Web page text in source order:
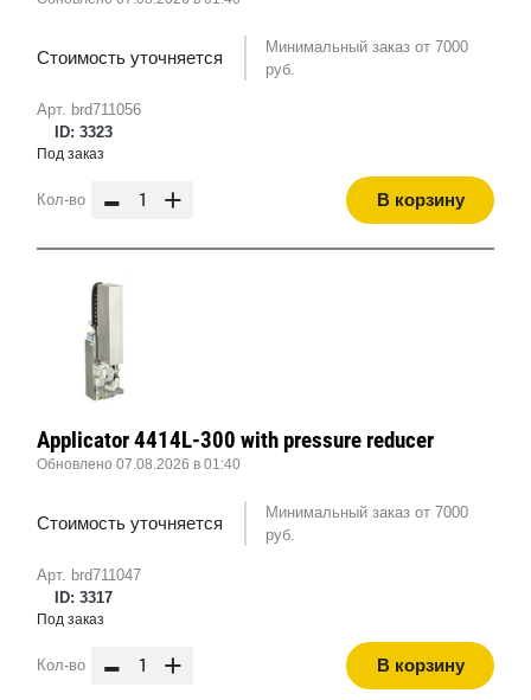
Арт. brd711056
ID: 3323
Стоимость уточняется
Минимальный заказ от 7000
руб.
Под заказ
Кол-во - + В корзину
Арт. brd711047
ID: 3317
Applicator 4414L-300 with pressure reducer
Обновлено 07.08.2026 в 01:40
Стоимость уточняется
Минимальный заказ от 7000
руб.
Под заказ
Кол-во - + В корзину